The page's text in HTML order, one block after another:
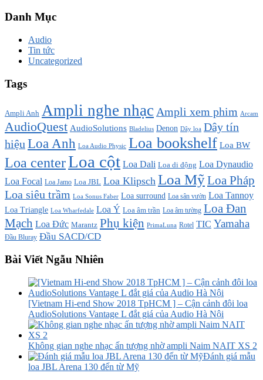
Danh Mục
Audio
Tin tức
Uncategorized
Tags
Ampli Anh Ampli nghe nhạc Ampli xem phim Arcam
AudioQuest AudioSolutions Bladelius Denon Dây loa Dây tín
hiệu Loa Anh Loa Audio Physic Loa bookshelf Loa BW
Loa centerLoa cột Loa Dali Loa di động Loa Dynaudio
Loa Focal Loa Jamo Loa JBL Loa Klipsch Loa MỹLoa Pháp
Loa siêu trầm Loa Sonus Faber Loa surround Loa sân vườn Loa Tannoy
Loa Triangle Loa Wharfedale Loa Ý Loa âm trần Loa âm tường Loa Đan
Mạch Loa Đức Marantz Phụ kiện PrimaLuna Rotel TIC Yamaha
Đầu Bluray Đầu SACD/CD
Bài Viết Ngẫu Nhiên
[Vietnam Hi-end Show 2018 TpHCM ] – Cận cảnh đôi loa
AudioSolutions Vantage L đắt giá của Audio Hà Nội
Không gian nghe nhạc ấn tượng nhờ ampli Naim NAIT XS 2
Đánh giá mẫu
loa JBL Arena 130 đến từ Mỹ